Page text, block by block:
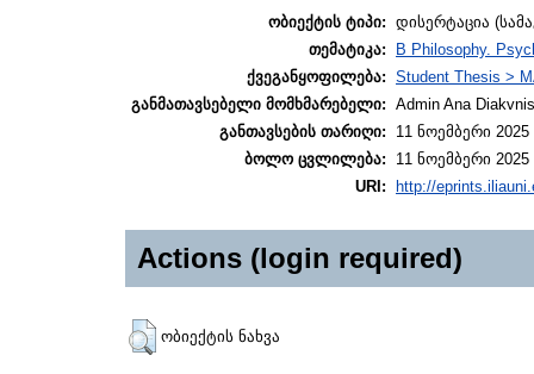
ობიექტის ტიპი: დისერტაცია
თემატიკა:
B Philosophy.
ქვეგანყოფილება: Student Thesis >
განმათავსებელი მომხმარებელი: Admin Ana
განთავსების თარიღი:
11 ნოემბერი 2025
ბოლო ცვლილება:
11 ნოემბერი 2025
URI:
http://
Actions (login required)
ობიექტის ნახვა